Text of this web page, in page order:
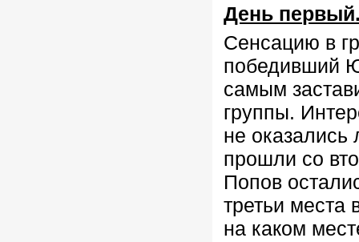
День
Сенсацию в
победивший
самым
группы.
не
прошли со
Попов
третьи места
на каком